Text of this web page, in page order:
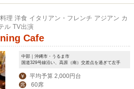
理 洋食 イタリアン・フレンチ アジアン カ
ル TV出演
Cafe
中部｜沖縄市・うるま市
国道329号線沿い、高原（南）交差点を過ぎて左手
￥ 平均予算 2,000円台
席 60席